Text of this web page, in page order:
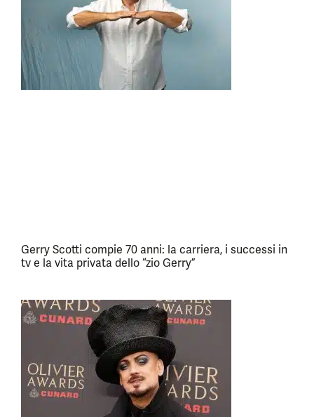
Gerry Scotti compie 70 anni: la carriera, i successi in
tv e la vita privata dello “zio Gerry”